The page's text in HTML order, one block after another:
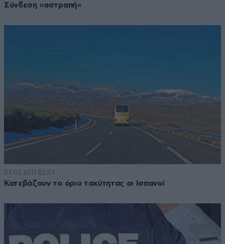
Σύνδεση «αστραπή»
27·02·2011 02:53
Κατεβάζουν το όριο ταχύτητας οι Ισπανοί